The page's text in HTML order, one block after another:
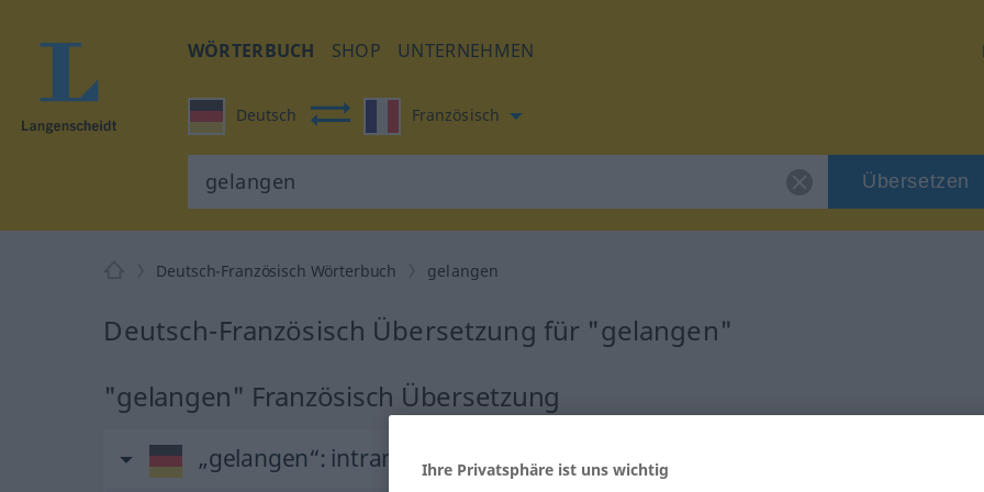
WÖRTERBUCH SHOP UNTERNEHMEN
Deutsch Französisch
Übersetzen
Deutsch-Französisch Wörterbuch gelangen
Deutsch-Französisch Übersetzung für "gelangen"
"gelangen" Französisch Übersetzung
„gelangen“: intransitives VerbIhre Privatsphäre ist uns wichtig